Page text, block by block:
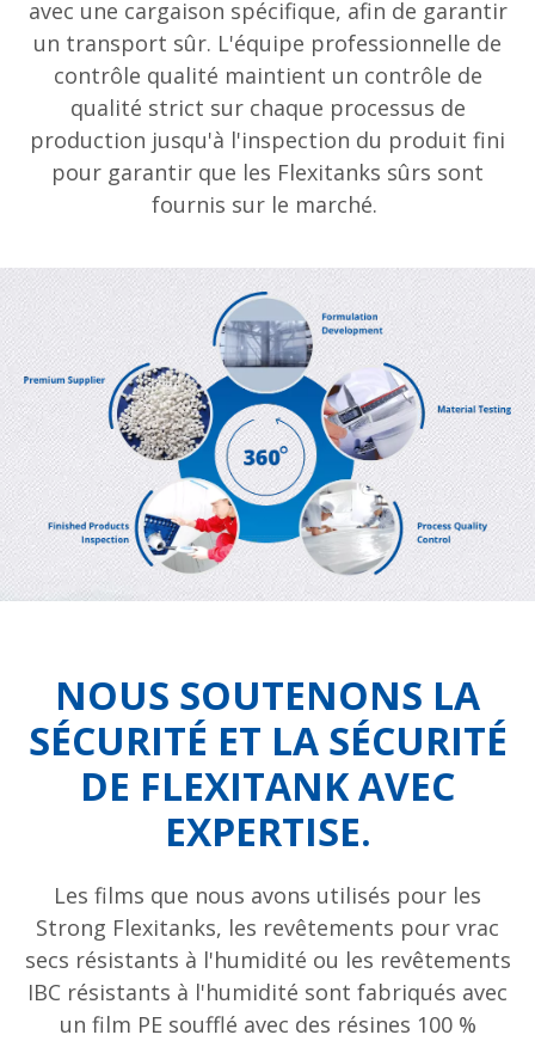
avec une cargaison spécifique, afin de garantir
un transport sûr. L'équipe professionnelle de
contrôle qualité maintient un contrôle de
qualité strict sur chaque processus de
production jusqu'à l'inspection du produit fini
pour garantir que les Flexitanks sûrs sont
fournis sur le marché.
NOUS SOUTENONS LA
SÉCURITÉ ET LA SÉCURITÉ
DE FLEXITANK AVEC
EXPERTISE.
Les films que nous avons utilisés pour les
Strong Flexitanks, les revêtements pour vrac
secs résistants à l'humidité ou les revêtements
IBC résistants à l'humidité sont fabriqués avec
un film PE soufflé avec des résines 100 %